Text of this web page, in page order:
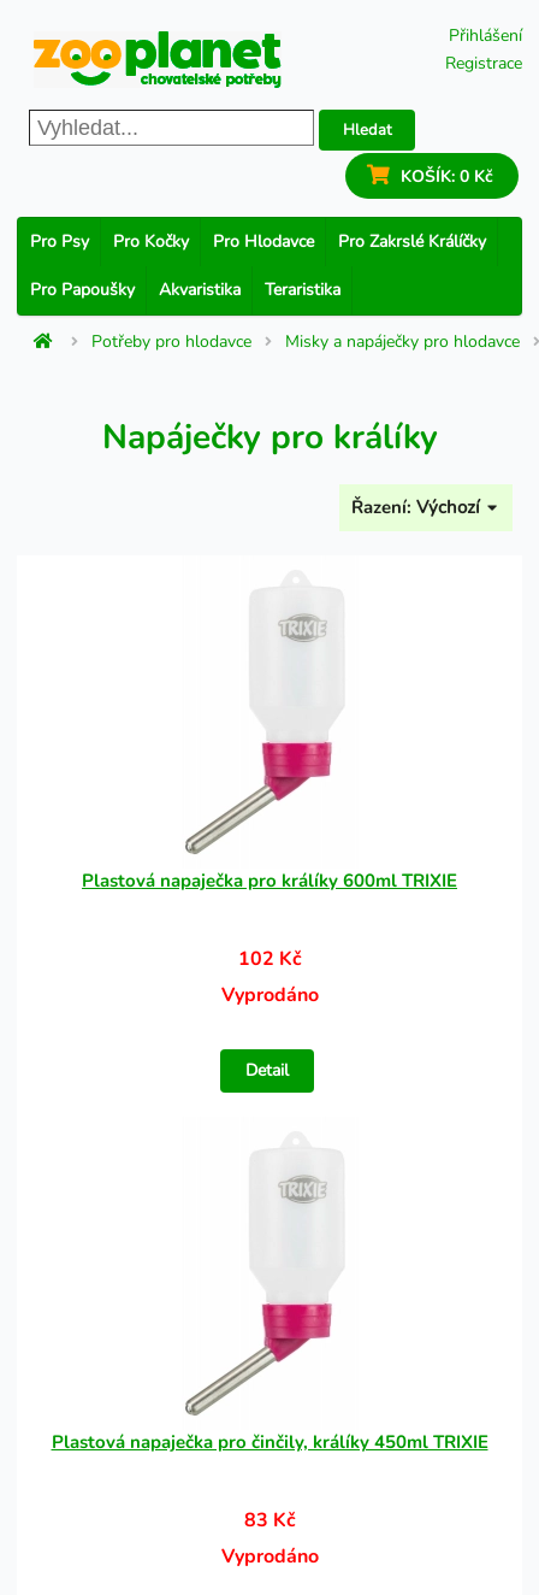
Přihlášení
Registrace
Hledat
KOŠÍK: 0 Kč
Pro Psy Pro Kočky Pro Hlodavce Pro Zakrslé Králíčky
Pro Papoušky Akvaristika Teraristika
Potřeby pro hlodavce Misky a napáječky pro hlodavce
Napáječky pro králíky
Řazení: Výchozí
Plastová napaječka pro králíky 600ml TRIXIE
102 Kč
Vyprodáno
Detail
Plastová napaječka pro činčily, králíky 450ml TRIXIE
83 Kč
Vyprodáno